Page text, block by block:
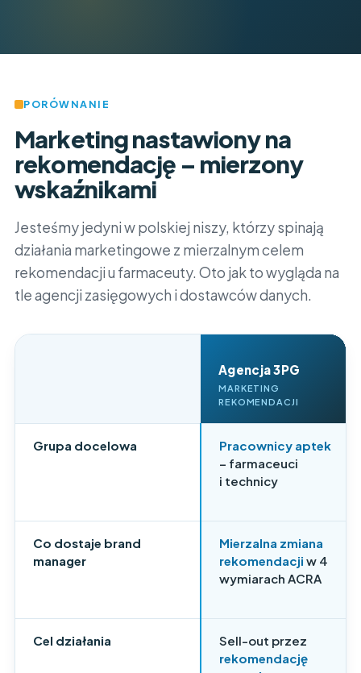
PORÓWNANIE
Marketing nastawiony na
rekomendację – mierzony
wskaźnikami
Jesteśmy jedyni w polskiej niszy, którzy spinają
działania marketingowe z mierzalnym celem
rekomendacji u farmaceuty. Oto jak to wygląda na
tle agencji zasięgowych i dostawców danych.
Agencja 3PG
MARKETING
REKOMENDACJI
Grupa docelowa
Pracownicy aptek
– farmaceuci
i technicy
Co dostaje brand
manager
Mierzalna zmiana
rekomendacji w 4
wymiarach ACRA
Cel działania
Sell-out przez
rekomendację